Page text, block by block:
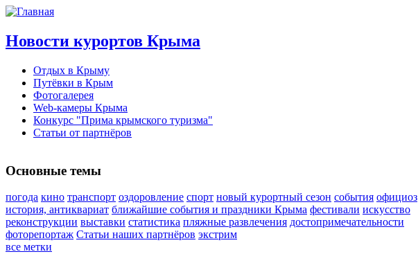
Новости курортов Крыма
Отдых в Крыму
Путёвки в Крым
Фотогалерея
Web-камеры Крыма
Конкурс "Прима крымского туризма"
Статьи от партнёров
Основные темы
погода кино транспорт оздоровление спорт новый курортный сезон события официоз
история, антиквариат ближайшие события и праздники Крыма фестивали искусство
реконструкции выставки статистика пляжные развлечения достопримечательности
фоторепортаж Статьи наших партнёров экстрим
все метки